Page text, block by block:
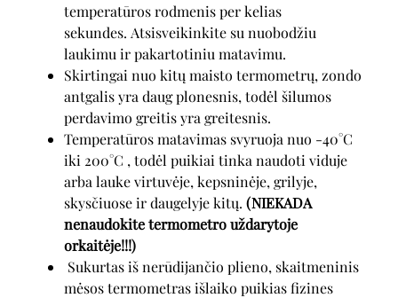
temperatūros rodmenis per kelias
sekundes. Atsisveikinkite su nuobodžiu
laukimu ir pakartotiniu matavimu.
Skirtingai nuo kitų maisto termometrų, zondo
antgalis yra daug plonesnis, todėl šilumos
perdavimo greitis yra greitesnis.
Temperatūros matavimas svyruoja nuo -40°C
iki 200°C , todėl puikiai tinka naudoti viduje
arba lauke virtuvėje, kepsninėje, grilyje,
skysčiuose ir daugelyje kitų. (NIEKADA
nenaudokite termometro uždarytoje
orkaitėje!!!)
Sukurtas iš nerūdijančio plieno, skaitmeninis
mėsos termometras išlaiko puikias fizines